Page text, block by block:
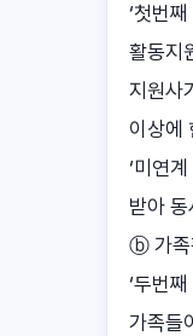
‘첫번째
활동지
지원사
이상에
‘미연
받아
ⓑ 가족
‘두번째
가족들